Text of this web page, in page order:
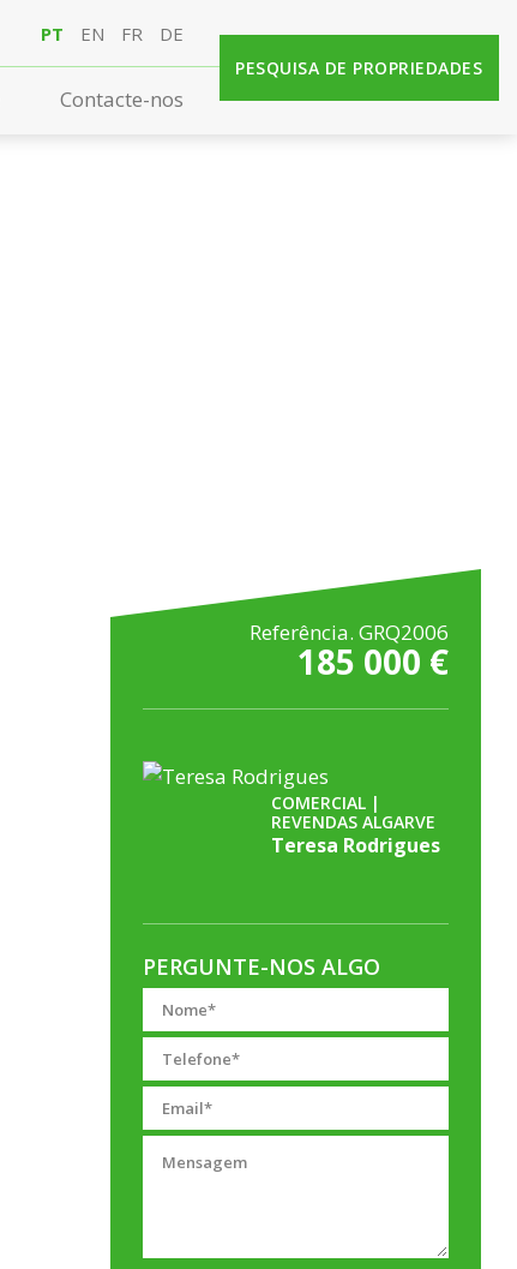
PT EN FR DE
Contacte-nos
PESQUISA DE PROPRIEDADES
Referência. GRQ2006
185 000 €
COMERCIAL |
REVENDAS ALGARVE
Teresa Rodrigues
PERGUNTE-NOS ALGO